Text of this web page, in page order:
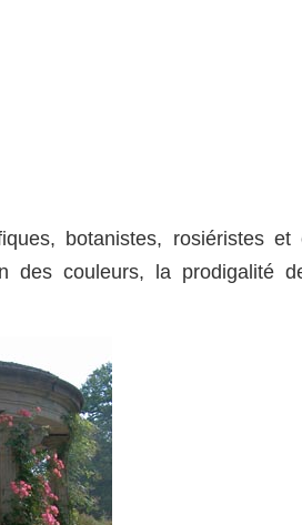
botanistes, rosiéristes et
des couleurs, la prodigalité